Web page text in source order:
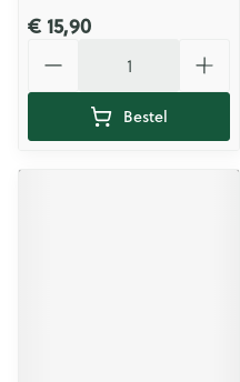
€ 15,90
Bestel